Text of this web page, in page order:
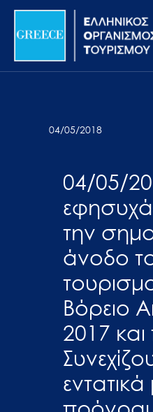
Σημείωση:
ιστότοπος
προσβασιμότητας.
Μετάβαση
περιεχόμενο
04/05/2018
04/05/
την
άνοδο
Βόρειο
2017